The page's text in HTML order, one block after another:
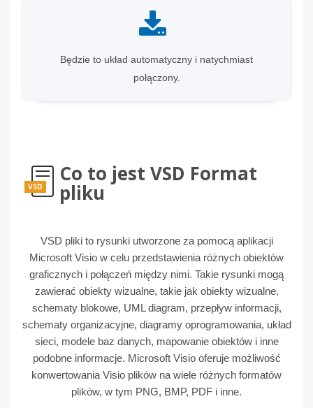
Będzie to układ automatyczny i natychmiast
połączony.
VSD
Co to jest VSD Format
pliku
VSD pliki to rysunki utworzone za pomocą aplikacji
Microsoft Visio w celu przedstawienia różnych obiektów
graficznych i połączeń między nimi. Takie rysunki mogą
zawierać obiekty wizualne, takie jak obiekty wizualne,
schematy blokowe, UML diagram, przepływ informacji,
schematy organizacyjne, diagramy oprogramowania, układ
sieci, modele baz danych, mapowanie obiektów i inne
podobne informacje. Microsoft Visio oferuje możliwość
konwertowania Visio plików na wiele różnych formatów
plików, w tym PNG, BMP, PDF i inne.